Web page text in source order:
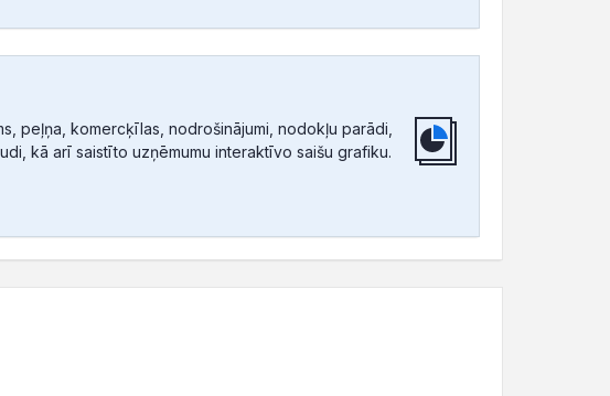
peļņa, komercķīlas, nodrošinājumi, nodokļu parādi,
kā arī saistīto uzņēmumu interaktīvo saišu grafiku.